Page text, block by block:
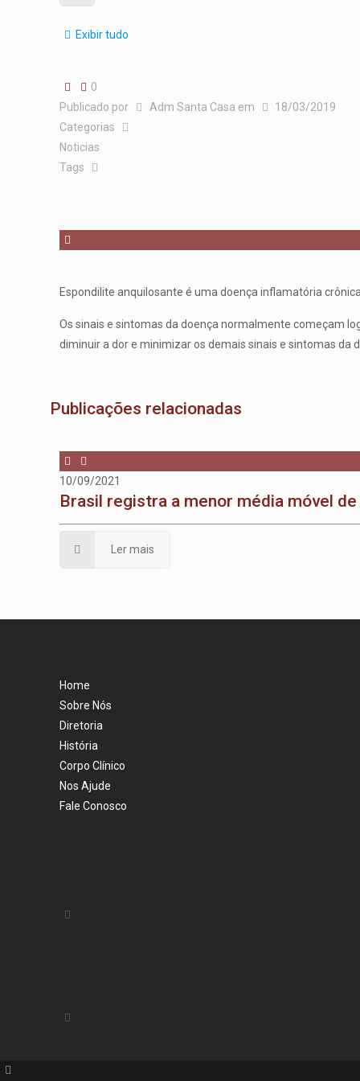
Exibir tudo
0
Publicado por
Adm Santa Casa em
18/03/2019
Categorias
Noticias
Tags
Espondilite anquilosante é uma doença inflamatória
Os sinais e sintomas da doença normalmente começam
diminuir a dor e minimizar os demais sinais e sintomas da
Publicações relacionadas
10/09/2021
Brasil registra a menor média móvel
Ler mais
Home
Sobre Nós
Diretoria
História
Corpo Clínico
Nos Ajude
Fale Conosco